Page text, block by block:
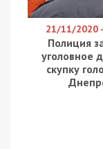
21/11/2020
Полиция
уголовное
скупку